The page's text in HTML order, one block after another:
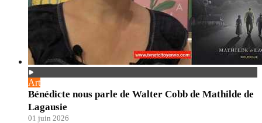
Art
Bénédicte nous parle de Walter Cobb de Mathilde de
Lagausie
01 juin 2026